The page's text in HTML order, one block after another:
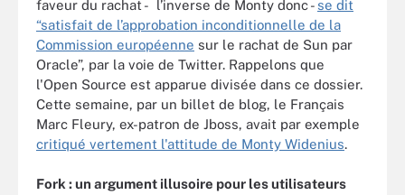
faveur du rachat - l’inverse de Monty donc - se dit
“satisfait de l’approbation inconditionnelle de la
Commission européenne sur le rachat de Sun par
Oracle”, par la voie de Twitter. Rappelons que
l'Open Source est apparue divisée dans ce dossier.
Cette semaine, par un billet de blog, le Français
Marc Fleury, ex-patron de Jboss, avait par exemple
critiqué vertement l'attitude de Monty Widenius.
Fork : un argument illusoire pour les utilisateurs